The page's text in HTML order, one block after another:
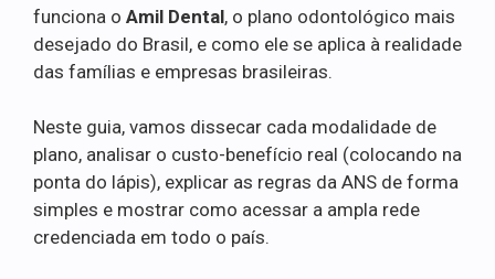
funciona o Amil Dental, o plano odontológico mais
desejado do Brasil, e como ele se aplica à realidade
das famílias e empresas brasileiras.
Neste guia, vamos dissecar cada modalidade de
plano, analisar o custo-benefício real (colocando na
ponta do lápis), explicar as regras da ANS de forma
simples e mostrar como acessar a ampla rede
credenciada em todo o país.